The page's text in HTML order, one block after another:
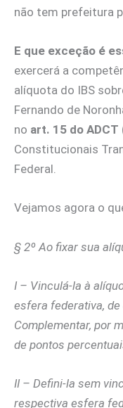
não tem prefeitura
E que exceção é
exercerá a
alíquota do IBS
Fernando de
no art. 15 do ADCT
Constitucionais
Federal.
Vejamos agora o
§ 2º Ao fixar sua
I – Vinculá-la à
esfera federativa,
Complementar, por
de pontos
II – Defini-la sem
respectiva esfera